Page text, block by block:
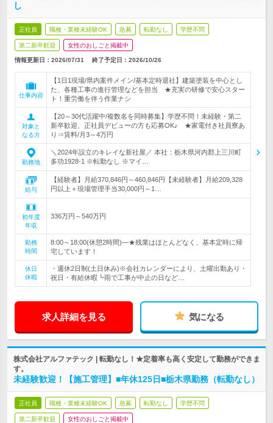
し
正社員 職種・業種未経験OK 急募 転勤なし 学歴不問
第二新卒歓迎 女性のおしごと掲載中
情報更新日：2026/07/31 終了予定日： 2026/10/26
仕事内容
【1日1現場/県内案件メイン/基本定時退社】建築塗装を中心とし
た、各種工事の進行管理などを担当 ★充実の研修で安心スター
ト！重労働を伴う作業ナシ
対象と
なる方
【20～30代活躍中/複数名を同時募集】学歴不問！未経験・第二
新卒歓迎、正社員デビューの方も応募OK♪ ★家電付き社員寮あ
り⇒賃料/月3～4万円
勤務地
＼2024年設立のキレイな新社屋／ 本社：栃木県河内郡上三川町
多功1928-1 ※転勤なし ※マイ…
給与
【経験者】月給370,846円～460,846円【未経験者】月給209,328
円以上＋現場管理手当30,000円～1…
初年度
年収
336万円～540万円
勤務
時間
8:00～18:00(休憩2時間)―★残業はほとんどなく、基本定時に帰
宅しています！
休日
休暇
・週休2日制(土日休み)※会社カレンダーにより、土曜出勤あり・
祝日・有給休暇┗雨で工事が中止の日など…
求人詳細を見る 気になる
株式会社アルファテック | 転勤なし！★定着率も高く安定して勤務ができま
す。
未経験歓迎！【施工管理】■年休125日■栃木県勤務（転勤なし）
正社員 職種・業種未経験OK 急募 転勤なし 学歴不問
第二新卒歓迎 女性のおしごと掲載中